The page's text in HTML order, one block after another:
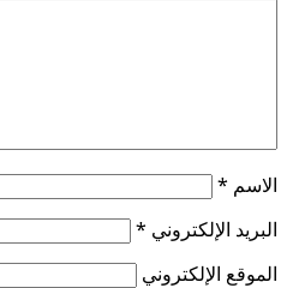
الاسم *
البريد الإلكتروني *
الموقع الإلكتروني